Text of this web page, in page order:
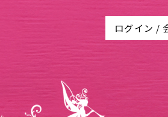
ログイン /